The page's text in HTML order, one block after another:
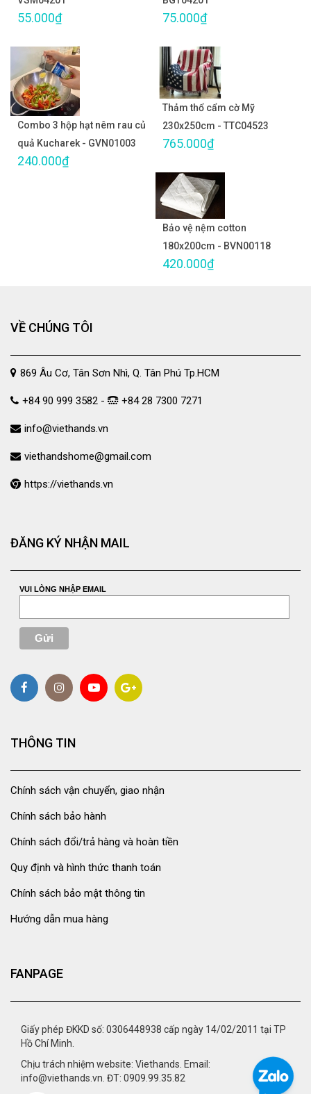
55.000₫ 75.000₫
Combo 3 hộp hạt nêm rau củ
quả Kucharek - GVN01003
240.000₫
Thảm thổ cẩm cờ Mỹ
230x250cm - TTC04523
765.000₫
Bảo vệ nệm cotton
180x200cm - BVN00118
420.000₫
VỀ CHÚNG TÔI
869 Âu Cơ, Tân Sơn Nhì, Q. Tân Phú Tp.HCM
+84 90 999 3582 - +84 28 7300 7271
info@viethands.vn
viethandshome@gmail.com
https://viethands.vn
ĐĂNG KÝ NHẬN MAIL
VUI LÒNG NHẬP EMAIL
THÔNG TIN
Chính sách vận chuyển, giao nhận
Chính sách bảo hành
Chính sách đổi/trả hàng và hoàn tiền
Quy định và hình thức thanh toán
Chính sách bảo mật thông tin
Hướng dẫn mua hàng
FANPAGE
Giấy phép ĐKKD số: 0306448938 cấp ngày 14/02/2011 tại TP
Hồ Chí Minh.
Chịu trách nhiệm website: Viethands. Email:
info@viethands.vn. ĐT: 0909.99.35.82